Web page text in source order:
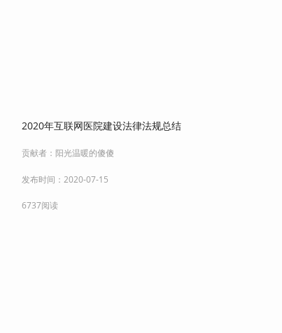
2020年互联网医院建设法律法规总结
贡献者：阳光温暖的傻傻
发布时间：2020-07-15
6737阅读